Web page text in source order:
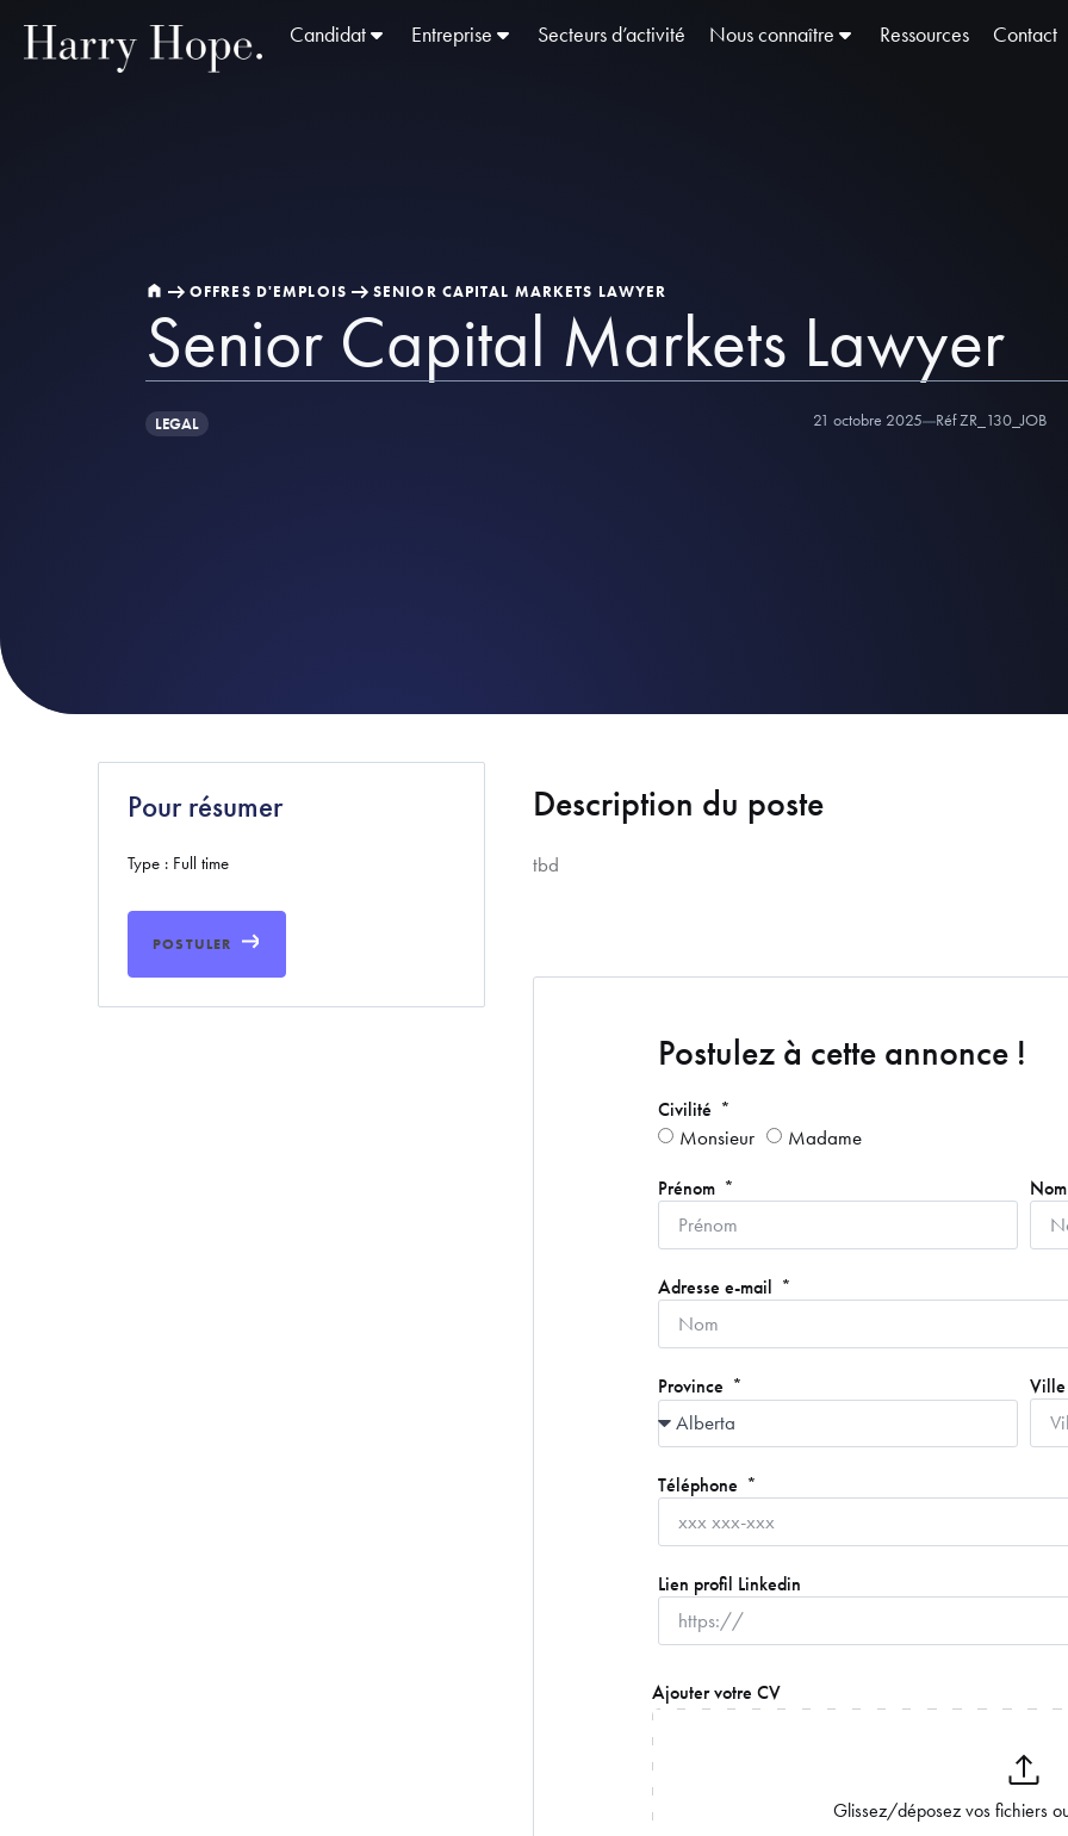
Candidat Entreprise Secteurs d’activité Nous connaître Ressources Contact
OFFRES D'EMPLOIS SENIOR CAPITAL MARKETS LAWYER
Senior Capital Markets Lawyer
LEGAL 21 octobre 2025 Réf ZR_130_JOB
Pour résumer
Type : Full time
POSTULER
Description du poste
tbd
Postulez à cette annonce !
Civilité
Monsieur Madame
Prénom
Adresse e-mail
Province
Téléphone
Lien profil Linkedin
Ajouter votre CV